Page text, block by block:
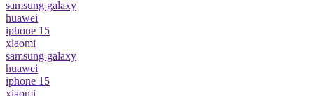
samsung galaxy
huawei
iphone 15
xiaomi
samsung galaxy
huawei
iphone 15
xiaomi